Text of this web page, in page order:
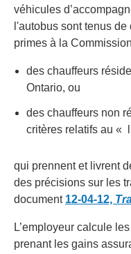
véhicules
l'autobus sont tenus
primes à la
des chauffeurs
Ontario, ou
des chauffeurs non
critères relatifs au «
qui prennent et livrent
des précisions sur les
document 12-04-12,
L’employeur calcule
prenant les gains